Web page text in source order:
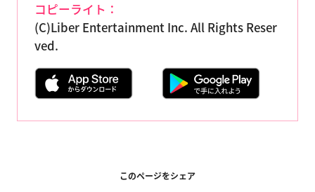
コピーライト：
(C)Liber Entertainment Inc. All Rights Reser
ved.
このページをシェア